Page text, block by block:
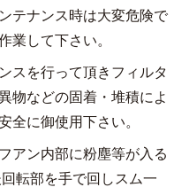
テナンス時は大変危険で
業して下さい。
スを行って頂きフィルタ
物などの固着・堆積によ
全に御使用下さい。
アン内部に粉塵等が入る
転部を手で回しスム一